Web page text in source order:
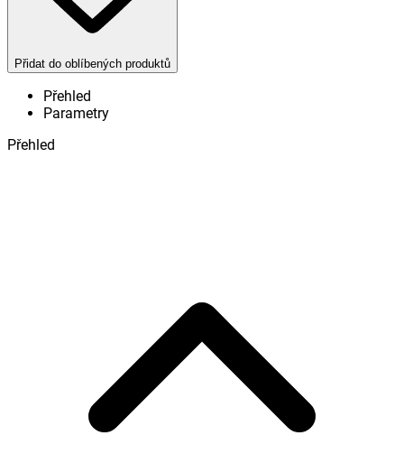
Přidat do oblíbených produktů
Přehled
Parametry
Přehled